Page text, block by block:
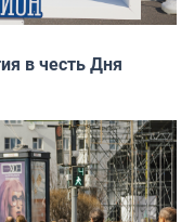
в честь Дня